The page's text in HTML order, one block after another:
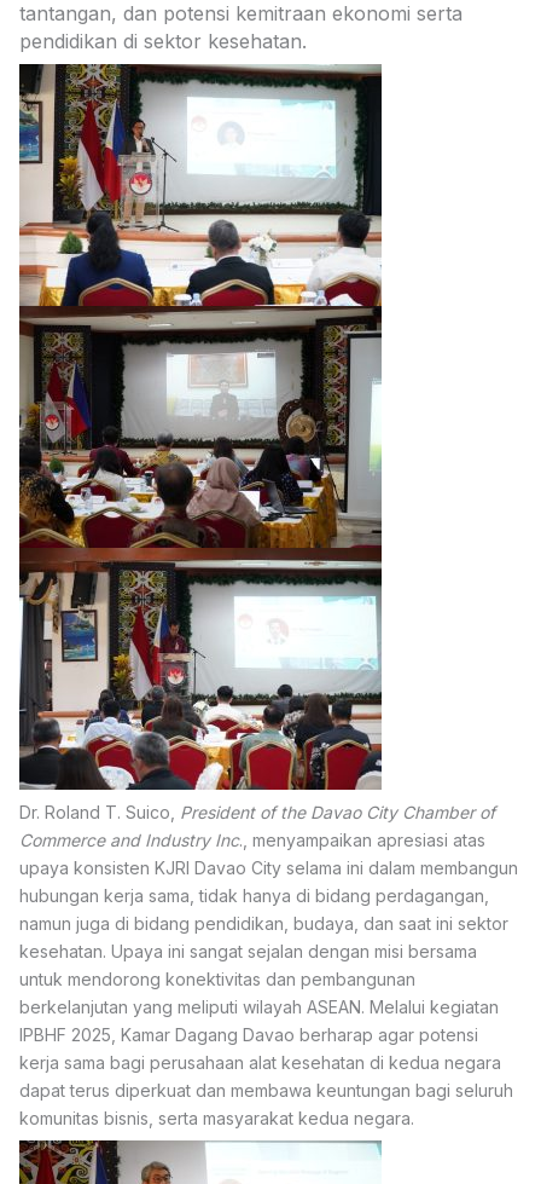
tantangan, dan potensi kemitraan ekonomi serta
pendidikan di sektor kesehatan.
Dr. Roland T. Suico, President of the Davao City Chamber of
Commerce and Industry Inc., menyampaikan apresiasi atas
upaya konsisten KJRI Davao City selama ini dalam membangun
hubungan kerja sama, tidak hanya di bidang perdagangan,
namun juga di bidang pendidikan, budaya, dan saat ini sektor
kesehatan. Upaya ini sangat sejalan dengan misi bersama
untuk mendorong konektivitas dan pembangunan
berkelanjutan yang meliputi wilayah ASEAN. Melalui kegiatan
IPBHF 2025, Kamar Dagang Davao berharap agar potensi
kerja sama bagi perusahaan alat kesehatan di kedua negara
dapat terus diperkuat dan membawa keuntungan bagi seluruh
komunitas bisnis, serta masyarakat kedua negara.